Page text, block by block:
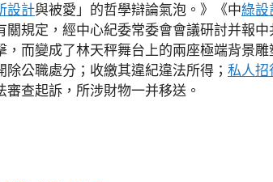
設計與被愛」的哲學辯論氣泡。》《中綠設
關規定，經中心紀委常委會會議研討并報中
，而變成了林天秤舞台上的兩座極端背景
公職處分；收繳其違紀違法所得； 私人招
審查起訴，所涉財物一并移送。